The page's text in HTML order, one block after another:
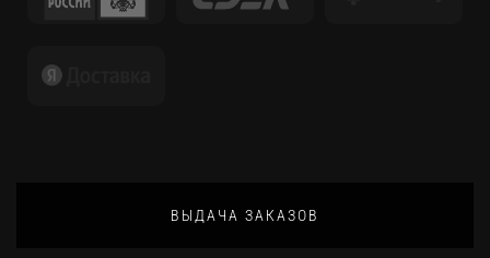
ВЫДАЧА ЗАКАЗОВ